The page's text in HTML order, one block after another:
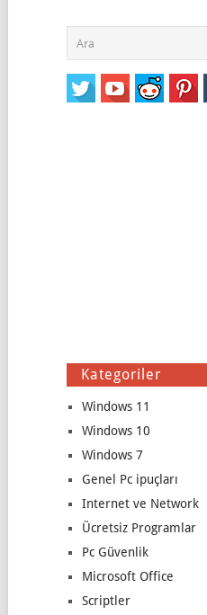
Kategoriler
Windows 11
Windows 10
Windows 7
Genel Pc ipuçları
Internet ve Network
Ücretsiz Programlar
Pc Güvenlik
Microsoft Office
Scriptler